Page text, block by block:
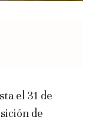
el 31 de
de